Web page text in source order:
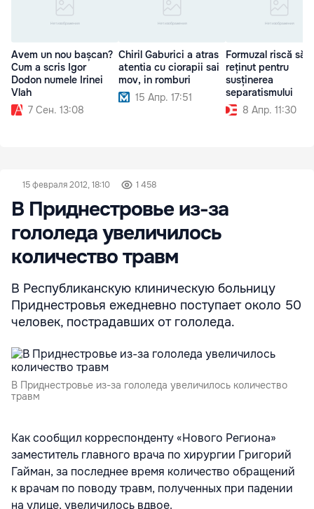
Avem un nou bașcan?
Cum a scris Igor
Dodon numele Irinei
Vlah
7 Сен. 13:08
Chiril Gaburici a atras
atentia cu ciorapii sai
mov, in romburi
15 Апр. 17:51
Formuzal riscă să
reținut pentru
susținerea
separatismului
8 Апр. 11:30
15 февраля 2012, 18:10 1 458
В Приднестровье из-за
гололеда увеличилось
количество травм
В Республиканскую клиническую больницу
Приднестровья ежедневно поступает около 50
человек, пострадавших от гололеда.
В Приднестровье из-за гололеда увеличилось количество
травм
Как сообщил корреспонденту «Нового Региона»
заместитель главного врача по хирургии Григорий
Гайман, за последнее время количество обращений
к врачам по поводу травм, полученных при падении
на улице, увеличилось вдвое.